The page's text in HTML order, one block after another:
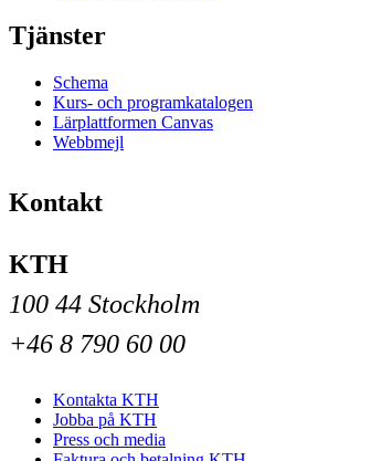
Tjänster
Schema
Kurs- och programkatalogen
Lärplattformen Canvas
Webbmejl
Kontakt
KTH
100 44 Stockholm
+46 8 790 60 00
Kontakta KTH
Jobba på KTH
Press och media